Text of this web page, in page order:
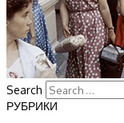
Search
РУБРИКИ